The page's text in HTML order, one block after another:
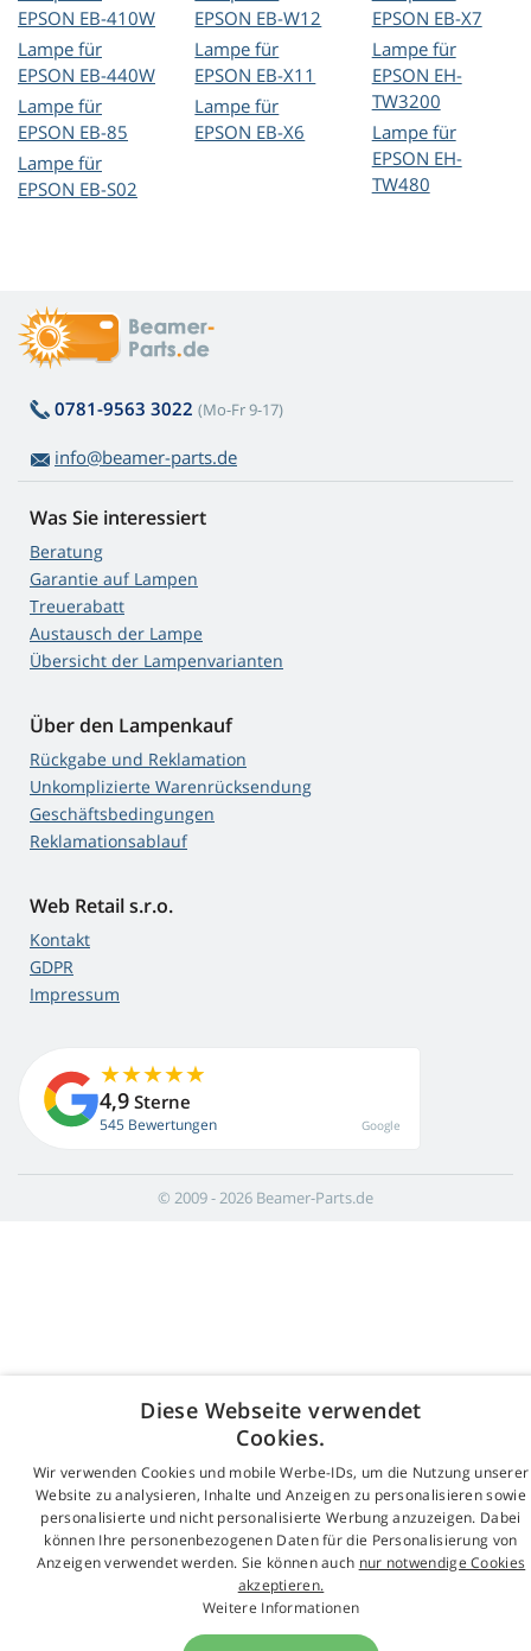
EPSON EB-410W
Lampe für
EPSON EB-440W
Lampe für
EPSON EB-85
Lampe für
EPSON EB-S02
EPSON EB-W12
Lampe für
EPSON EB-X11
Lampe für
EPSON EB-X6
EPSON EB-X7
Lampe für
EPSON EH-
TW3200
Lampe für
EPSON EH-
TW480
0781-9563 3022 (Mo-Fr 9-17)
info@beamer-parts.de
Was Sie interessiert
Beratung
Garantie auf Lampen
Treuerabatt
Austausch der Lampe
Übersicht der Lampenvarianten
Über den Lampenkauf
Rückgabe und Reklamation
Unkomplizierte Warenrücksendung
Geschäftsbedingungen
Reklamationsablauf
Web Retail s.r.o.
Kontakt
GDPR
Impressum
4,9 Sterne
545 Bewertungen Google
© 2009 - 2026 Beamer-Parts.de
Diese Webseite verwendet
Cookies.
Wir verwenden Cookies und mobile Werbe-IDs, um die Nutzung unserer
Website zu analysieren, Inhalte und Anzeigen zu personalisieren sowie
personalisierte und nicht personalisierte Werbung anzuzeigen. Dabei
können Ihre personenbezogenen Daten für die Personalisierung von
Anzeigen verwendet werden. Sie können auch nur notwendige Cookies
akzeptieren.
Weitere Informationen